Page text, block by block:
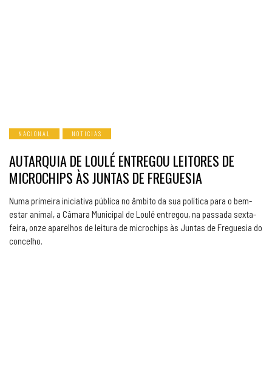
NACIONAL NOTICIAS
AUTARQUIA DE LOULÉ ENTREGOU LEITORES DE
MICROCHIPS ÀS JUNTAS DE FREGUESIA
Numa primeira iniciativa pública no âmbito da sua política para o bem-
estar animal, a Câmara Municipal de Loulé entregou, na passada sexta-
feira, onze aparelhos de leitura de microchips às Juntas de Freguesia do
concelho.